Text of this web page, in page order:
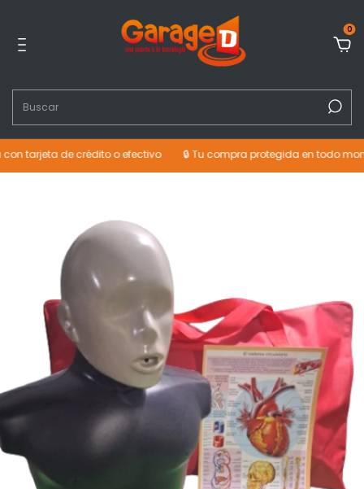
0
de crédito o efectivo 🔒 Tu compra protegida en todo momento